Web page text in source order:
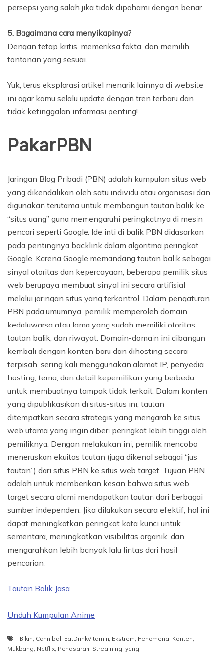
persepsi yang salah jika tidak dipahami dengan benar.
5. Bagaimana cara menyikapinya?
Dengan tetap kritis, memeriksa fakta, dan memilih
tontonan yang sesuai.
Yuk, terus eksplorasi artikel menarik lainnya di website
ini agar kamu selalu update dengan tren terbaru dan
tidak ketinggalan informasi penting!
PakarPBN
Jaringan Blog Pribadi (PBN) adalah kumpulan situs web
yang dikendalikan oleh satu individu atau organisasi dan
digunakan terutama untuk membangun tautan balik ke
“situs uang” guna memengaruhi peringkatnya di mesin
pencari seperti Google. Ide inti di balik PBN didasarkan
pada pentingnya backlink dalam algoritma peringkat
Google. Karena Google memandang tautan balik sebagai
sinyal otoritas dan kepercayaan, beberapa pemilik situs
web berupaya membuat sinyal ini secara artifisial
melalui jaringan situs yang terkontrol. Dalam pengaturan
PBN pada umumnya, pemilik memperoleh domain
kedaluwarsa atau lama yang sudah memiliki otoritas,
tautan balik, dan riwayat. Domain-domain ini dibangun
kembali dengan konten baru dan dihosting secara
terpisah, sering kali menggunakan alamat IP, penyedia
hosting, tema, dan detail kepemilikan yang berbeda
untuk membuatnya tampak tidak terkait. Dalam konten
yang dipublikasikan di situs-situs ini, tautan
ditempatkan secara strategis yang mengarah ke situs
web utama yang ingin diberi peringkat lebih tinggi oleh
pemiliknya. Dengan melakukan ini, pemilik mencoba
meneruskan ekuitas tautan (juga dikenal sebagai “jus
tautan”) dari situs PBN ke situs web target. Tujuan PBN
adalah untuk memberikan kesan bahwa situs web
target secara alami mendapatkan tautan dari berbagai
sumber independen. Jika dilakukan secara efektif, hal ini
dapat meningkatkan peringkat kata kunci untuk
sementara, meningkatkan visibilitas organik, dan
mengarahkan lebih banyak lalu lintas dari hasil
pencarian.
Tautan Balik Jasa
Unduh Kumpulan Anime
Bikin, Cannibal, EatDrinkVitamin, Ekstrem, Fenomena, Konten,
Mukbang, Netflix, Penasaran, Streaming, yang